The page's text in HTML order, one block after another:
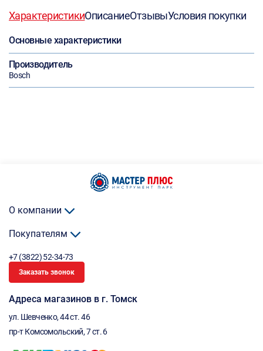
ХарактеристикиОписаниеОтзывыУсловия покупки
Основные характеристики
Производитель
Bosch
О компании
Покупателям
+7 (3822) 52-34-73
Заказать звонок
Адреса магазинов в г. Томск
ул. Шевченко, 44 ст. 46
пр-т Комсомольский, 7 ст. 6